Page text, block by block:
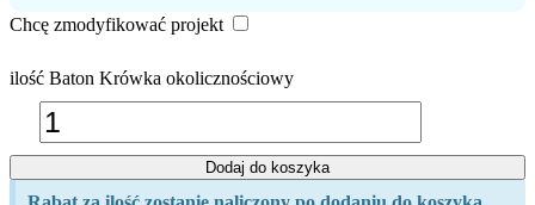
Chcę zmodyfikować projekt
ilość Baton Krówka okolicznościowy
Dodaj do koszyka